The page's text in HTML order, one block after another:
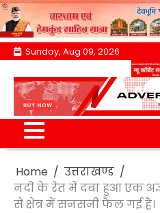
Skip
content
Sunday, Aug 09, 2026
Home
उत्तराखण्ड
नदी के रेत में दबा हुआ एक
से क्षेत्र में सनसनी फैल गई है।